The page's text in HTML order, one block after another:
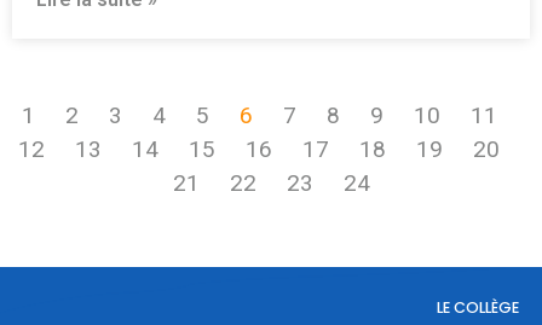
1 2 3 4 5 6 7 8 9 10
11
12
13 14 15 16 17 18 19
20
21
22 23 24
LE COLLÈGE